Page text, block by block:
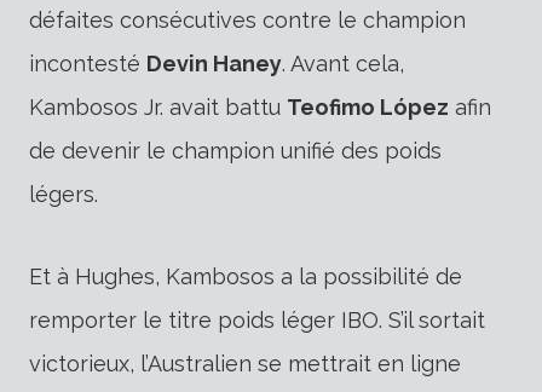
défaites consécutives contre le champion
incontesté Devin Haney. Avant cela,
Kambosos Jr. avait battu Teofimo López afin
de devenir le champion unifié des poids
légers.
Et à Hughes, Kambosos a la possibilité de
remporter le titre poids léger IBO. S’il sortait
victorieux, l’Australien se mettrait en ligne